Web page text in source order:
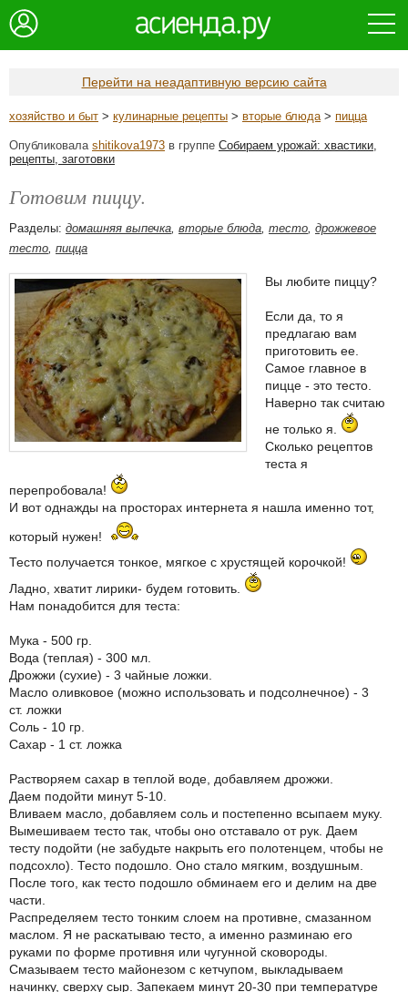
Перейти на неадаптивную версию сайта
хозяйство и быт > кулинарные рецепты > вторые блюда> пицца
Опубликовала shitikova1973 в группе Собираем урожай: хвастики,
рецепты, заготовки
Готовим пиццу.
Разделы: домашняя выпечка, вторые блюда, тесто, дрожжевое
тесто, пицца
Вы любите пиццу?
Если да, то я
предлагаю вам
приготовить ее.
Самое главное в
пицце - это тесто.
Наверно так считаю
не только я.
Сколько рецептов
теста я
перепробовала!
И вот однажды на просторах интернета я нашла именно тот,
который нужен!
Тесто получается тонкое, мягкое с хрустящей корочкой!
Ладно, хватит лирики- будем готовить.
Нам понадобится для теста:
Мука - 500 гр.
Вода (теплая) - 300 мл.
Дрожжи (сухие) - 3 чайные ложки.
Масло оливковое (можно использовать и подсолнечное) - 3
ст. ложки
Соль - 10 гр.
Сахар - 1 ст. ложка
Растворяем сахар в теплой воде, добавляем дрожжи.
Даем подойти минут 5-10.
Вливаем масло, добавляем соль и постепенно всыпаем муку.
Вымешиваем тесто так, чтобы оно отставало от рук. Даем
тесту подойти (не забудьте накрыть его полотенцем, чтобы не
подсохло). Тесто подошло. Оно стало мягким, воздушным.
После того, как тесто подошло обминаем его и делим на две
части.
Распределяем тесто тонким слоем на противне, смазанном
маслом. Я не раскатываю тесто, а именно разминаю его
руками по форме противня или чугунной сковороды.
Смазываем тесто майонезом с кетчупом, выкладываем
начинку, сверху сыр. Запекаем минут 20-30 при температуре